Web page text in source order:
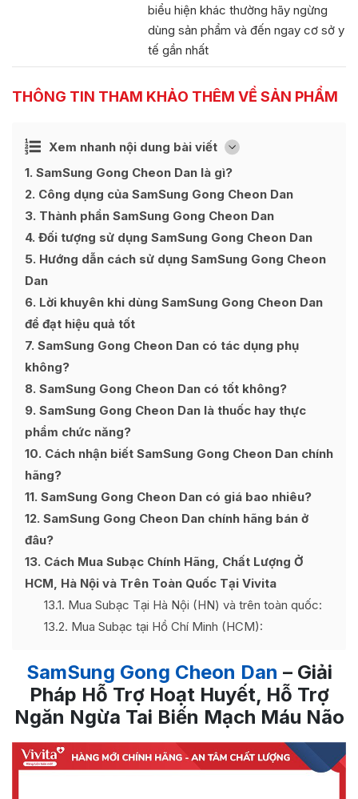
biểu hiện khác thường hãy ngừng
dùng sản phẩm và đến ngay cơ sở y
tế gần nhất
THÔNG TIN THAM KHẢO THÊM VỀ SẢN PHẨM
Xem nhanh nội dung bài viết [
Ẩn
1 SamSung Gong Cheon Dan là gì?
2 Công dụng của SamSung Gong Cheon Dan
3 Thành phần SamSung Gong Cheon Dan
4 Đối tượng sử dụng SamSung Gong Cheon Dan
5 Hướng dẫn cách sử dụng SamSung Gong Cheon
Dan
6 Lời khuyên khi dùng SamSung Gong Cheon Dan
để đạt hiệu quả tốt
7 SamSung Gong Cheon Dan có tác dụng phụ
không?
8 SamSung Gong Cheon Dan có tốt không?
9 SamSung Gong Cheon Dan là thuốc hay thực
phẩm chức năng?
10 Cách nhận biết SamSung Gong Cheon Dan chính
hãng?
11 SamSung Gong Cheon Dan có giá bao nhiêu?
12 SamSung Gong Cheon Dan chính hãng bán ở
đâu?
13 Cách Mua Subạc Chính Hãng, Chất Lượng Ở
HCM, Hà Nội và Trên Toàn Quốc Tại Vivita
13.1 Mua Subạc Tại Hà Nội (HN) và trên toàn quốc:
13.2 Mua Subạc tại Hồ Chí Minh (HCM):
SamSung Gong Cheon Dan – Giải
Pháp Hỗ Trợ Hoạt Huyết, Hỗ Trợ
Ngăn Ngừa Tai Biến Mạch Máu Não